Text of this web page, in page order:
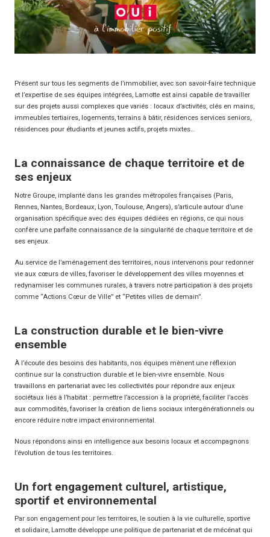
Présent sur tous les segments de l’immobilier, avec son savoir-faire technique
et l’expertise de ses équipes intégrées, Lamotte est ainsi capable de travailler
sur des projets aussi complexes que variés : locaux d’activités, clés en mains,
immeubles tertiaires, logements, terrains à bâtir, résidences services seniors,
résidences pour étudiants et jeunes actifs, projets mixtes…
La connaissance de chaque territoire et de
ses enjeux
Notre Groupe, implanté dans les grandes métropoles françaises (Paris,
Rennes, Nantes, Bordeaux, Lyon, Toulouse, Angers), s’articule autour d’une
organisation spécifique avec des équipes dédiées en régions, ce qui nous
confère une parfaite connaissance de la singularité de chaque territoire et de
ses enjeux.
Au service de l’aménagement des territoires, nous intervenons pour redonner
vie aux cœurs de villes, favoriser le développement des villes moyennes et
redynamiser les communes rurales, à travers notre participation à des projets
comme “Actions Cœur de Ville” et “Petites villes de demain”.
La construction durable et le bien-vivre
ensemble
À l’écoute des besoins des habitants, nos équipes mènent une réflexion
continue sur la construction durable et le bien-vivre ensemble. Nous
travaillons en partenariat avec les collectivités pour répondre aux enjeux
sociétaux liés à l’habitat : permettre l’accession à la propriété, faciliter l’accès
aux commodités, favoriser la création de liens sociaux intergénérationnels ou
encore réduire notre impact environnemental.
Nous répondons ainsi en intelligence aux besoins locaux et accompagnons
l’évolution de tous les territoires.
Un fort engagement culturel, artistique,
sportif et environnemental
Par son engagement pour les territoires, le soutien à la vie culturelle, sportive
et solidaire, Lamotte développe une politique de partenariat et de mécénat qui